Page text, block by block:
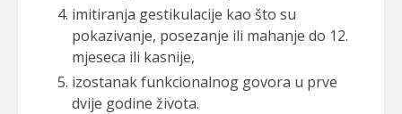
imitiranja gestikulacije kao što su
pokazivanje, posezanje ili mahanje do 12.
mjeseca ili kasnije,
izostanak funkcionalnog govora u prve
dvije godine života.